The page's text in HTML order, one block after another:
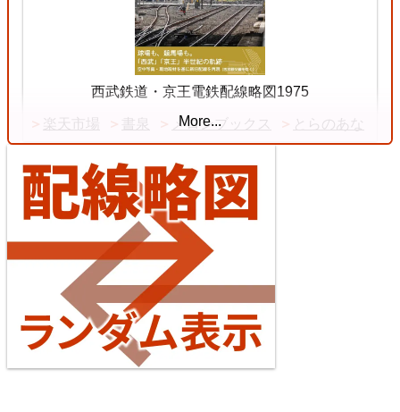
【待望の複線化】成田空港機能強化で京成成田スカ
イアクセス・JRの配線はどう変わる？
4 Jul. 2026
Chuō Line (Tōkyō - Shiojiri)
Tōkaidō Line (Maibara - Kōbe)
4
5
西武鉄道・京王電鉄配線略図1975
楽天市場 書泉 メロンブックス とらのあな
台湾全島配線略図2025 臺灣鐵路公司・臺灣高鐵・阿
More...